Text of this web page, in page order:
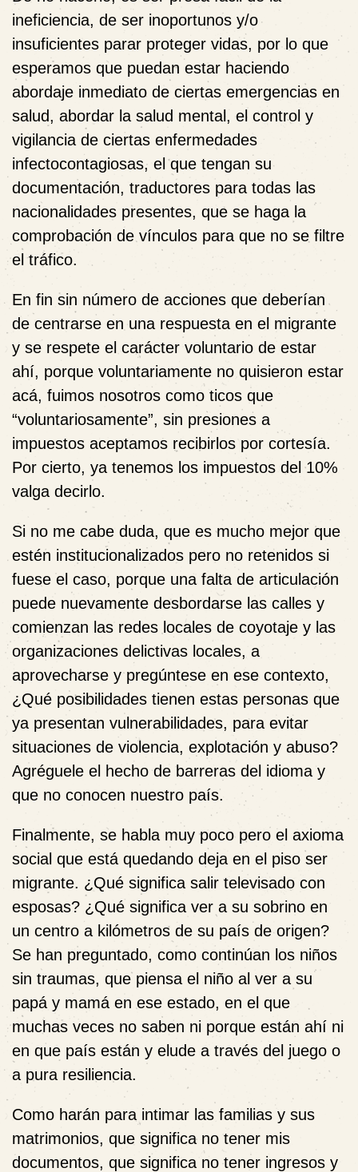
ineficiencia, de ser inoportunos y/o
insuficientes parar proteger vidas, por lo que
esperamos que puedan estar haciendo
abordaje inmediato de ciertas emergencias en
salud, abordar la salud mental, el control y
vigilancia de ciertas enfermedades
infectocontagiosas, el que tengan su
documentación, traductores para todas las
nacionalidades presentes, que se haga la
comprobación de vínculos para que no se filtre
el tráfico.
En fin sin número de acciones que deberían
de centrarse en una respuesta en el migrante
y se respete el carácter voluntario de estar
ahí, porque voluntariamente no quisieron estar
acá, fuimos nosotros como ticos que
“voluntariosamente”, sin presiones a
impuestos aceptamos recibirlos por cortesía.
Por cierto, ya tenemos los impuestos del 10%
valga decirlo.
Si no me cabe duda, que es mucho mejor que
estén institucionalizados pero no retenidos si
fuese el caso, porque una falta de articulación
puede nuevamente desbordarse las calles y
comienzan las redes locales de coyotaje y las
organizaciones delictivas locales, a
aprovecharse y pregúntese en ese contexto,
¿Qué posibilidades tienen estas personas que
ya presentan vulnerabilidades, para evitar
situaciones de violencia, explotación y abuso?
Agréguele el hecho de barreras del idioma y
que no conocen nuestro país.
Finalmente, se habla muy poco pero el axioma
social que está quedando deja en el piso ser
migrante. ¿Qué significa salir televisado con
esposas? ¿Qué significa ver a su sobrino en
un centro a kilómetros de su país de origen?
Se han preguntado, como continúan los niños
sin traumas, que piensa el niño al ver a su
papá y mamá en ese estado, en el que
muchas veces no saben ni porque están ahí ni
en que país están y elude a través del juego o
a pura resiliencia.
Como harán para intimar las familias y sus
matrimonios, que significa no tener mis
documentos, que significa no tener ingresos y